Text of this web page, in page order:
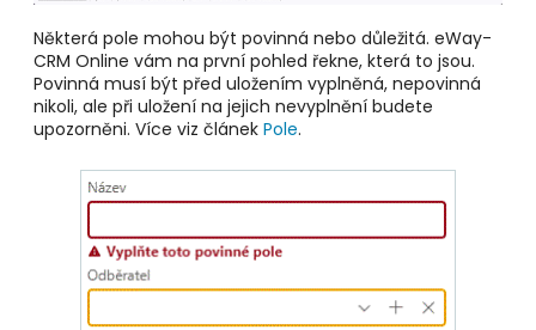
Některá pole mohou být povinná nebo důležitá. eWay-
CRM Online vám na první pohled řekne, která to jsou.
Povinná musí být před uložením vyplněná, nepovinná
nikoli, ale při uložení na jejich nevyplnění budete
upozorněni. Více viz článek Pole.